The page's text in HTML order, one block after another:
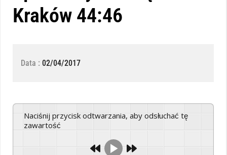
Kraków 44:46
Data : 02/04/2017
Naciśnij przycisk odtwarzania, aby odsłuchać tę
zawartość